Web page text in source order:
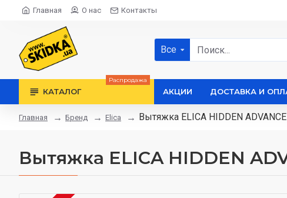
Главная О нас Контакты
Все
КАТАЛОГ
Распродажа
АКЦИИ ДОСТАВКА И
Главная Бренд Elica Вытяжка ELICA HIDDEN
Вытяжка ELICA HIDDEN